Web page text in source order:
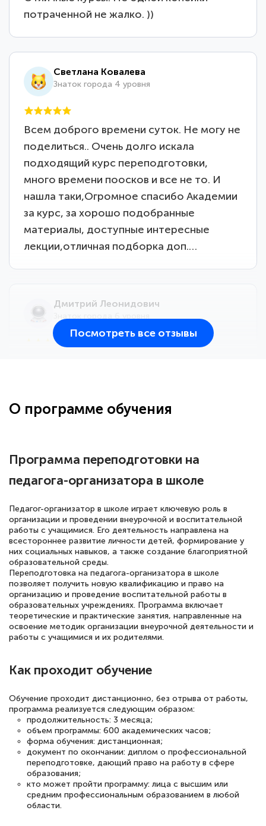
потраченной не жалко. ))
Светлана Ковалева
Знаток города 4 уровня
Всем доброго времени суток. Не могу не
поделиться.. Очень долго искала
подходящий курс переподготовки,
много времени поосков и все не то. И
нашла таки,Огромное спасибо Академии
за курс, за хорошо подобранные
материалы, доступные интересные
лекции,отличная подборка доп.…
Дмитрий Леонидович
большое количество методических
Знаток города 5 уровня
18 марта 2026
Выражаю благодарность за курс
повышения квалификации "Эксперт ЕГЭ по
русскому языку и литературе". Много
полезных материалов помогли
подготовиться к тестированию. Это
книги, методические рекомендации,
достаточно. Курс помогает пройти
аттестацию в школе. Спасибо!
Евгения Коротких
Знаток города 2 уровня
12 марта 2026
Спасибо большое Академии! Грамотное,
Посмотреть все отзывы
О программе обучения
Программа переподготовки на
педагога-организатора в школе
Педагог-организатор в школе играет ключевую роль в
организации и проведении внеурочной и воспитательной
работы с учащимися. Его деятельность направлена на
всестороннее развитие личности детей, формирование у
них социальных навыков, а также создание благоприятной
образовательной среды.
Переподготовка на педагога-организатора в школе
позволяет получить новую квалификацию и право на
организацию и проведение воспитательной работы в
образовательных учреждениях. Программа включает
теоретические и практические занятия, направленные на
освоение методик организации внеурочной деятельности и
работы с учащимися и их родителями.
Как проходит обучение
Обучение проходит дистанционно, без отрыва от работы,
программа реализуется следующим образом:
продолжительность: 3 месяца;
объем программы: 600 академических часов;
форма обучения: дистанционная;
документ по окончании: диплом о профессиональной
переподготовке, дающий право на работу в сфере
образования;
кто может пройти программу: лица с высшим или
средним профессиональным образованием в любой
области.